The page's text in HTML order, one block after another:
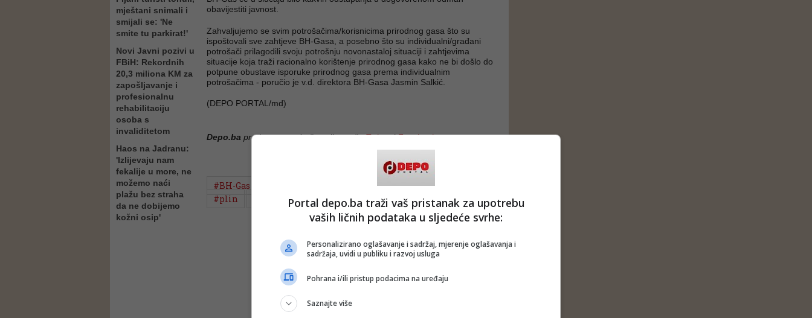
mještani snimali i
smijali se: 'Ne
smite tu parkirat!'
Novi Javni pozivi u
FBiH: Rekordnih
20,3 miliona KM za
zapošljavanje i
profesionalnu
rehabilitaciju
osoba s
invaliditetom
Haos na Jadranu:
'Izlijevaju nam
fekalije u more, ne
možemo naći
plažu bez straha
da ne dobijemo
kožni osip'
obavijestiti javnost.
Zahvaljujemo se svim potrošačima/korisnicima prirodnog gasa što su
ispoštovali sve zahtjeve BH-Gasa, a posebno što su individualni/građani
potrošači prilagodili svoju potrošnju novonastaloj situaciji i zahtjevima
situacije koja traži racionalno korištenje prirodnog gasa kako ne bi došlo do
potpune obustave isporuke prirodnog gasa prema individualnim
potrošačima - poručio je v.d. direktora BH-Gasa Jasmin Salkić.
(DEPO PORTAL/md)
Depo.ba pratite putem društvenih mrežaTwitteriFacebook
#BH-Gas #plinovod #kvar
#plin
#sanacija #Jasmin Salkić
Portal depo.ba traži vaš pristanak za upotrebu
vaših ličnih podataka u sljedeće svrhe:
Personalizirano oglašavanje i sadržaj, mjerenje oglašavanja i
sadržaja, uvidi u publiku i razvoj usluga
Pohrana i/ili pristup podacima na uređaju
Saznajte više